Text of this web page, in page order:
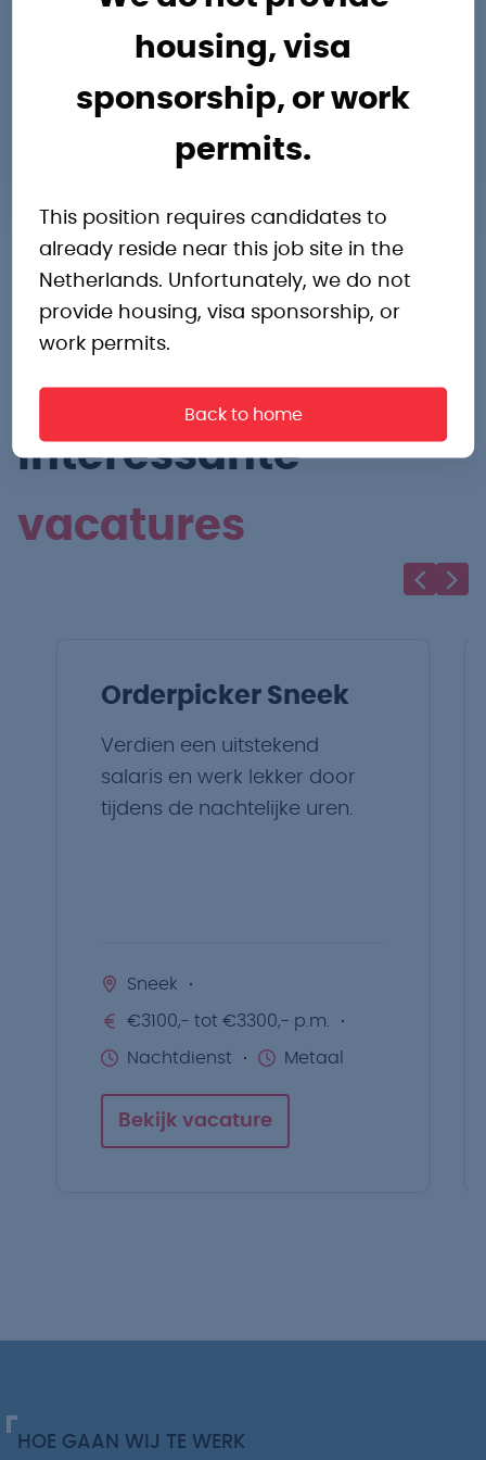
housing, visa
sponsorship, or work
permits.
This position requires candidates to
already reside near this job site in the
Netherlands. Unfortunately, we do not
provide housing, visa sponsorship, or
work permits.
Back to home
Nederland
Routebeschrijving
omer.dahir@pro-industry.nl
0582022000
Andere
interessante
vacatures
Orderpicker Sneek
Verdien een uitstekend
salaris en werk lekker door
tijdens de nachtelijke uren.
Sneek
€3100,- tot €3300,- p.m.
Nachtdienst Metaal
Bekijk vacature
HOE GAAN WIJ TE WERK